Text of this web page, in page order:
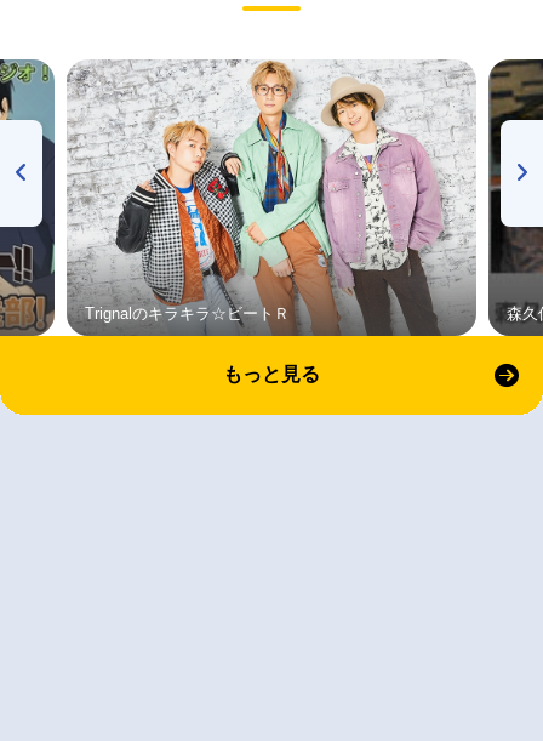
Trignalのキラキラ☆ビートＲ 森久
もっと見る